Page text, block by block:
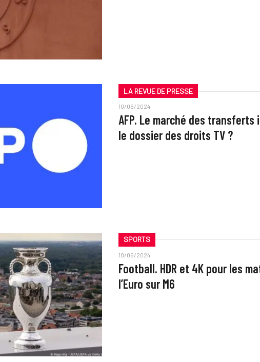
LA REVUE DE PRESSE
10/06/2024
AFP. Le marché des transferts
le dossier des droits TV ?
SPORTS
10/06/2024
Football. HDR et 4K pour les
l’Euro sur M6